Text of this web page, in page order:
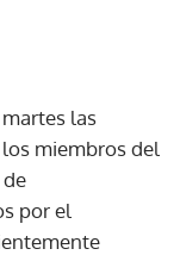
las
miembros del
por el